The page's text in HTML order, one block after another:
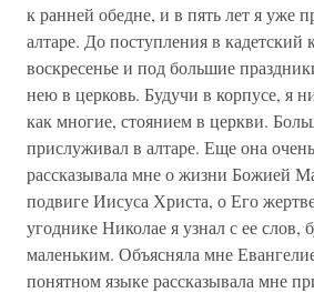
к ранней обедне, и в пять лет я уже
алтаре. До поступления в кадетский
воскресенье и под большие
нею в церковь. Будучи в корпусе, я
как многие, стоянием в церкви.
прислуживал в алтаре. Еще она
рассказывала мне о жизни Божией
подвиге Иисуса Христа, о Его
угоднике Николае я узнал с ее слов,
маленьким. Объясняла мне
понятном языке рассказывала мне